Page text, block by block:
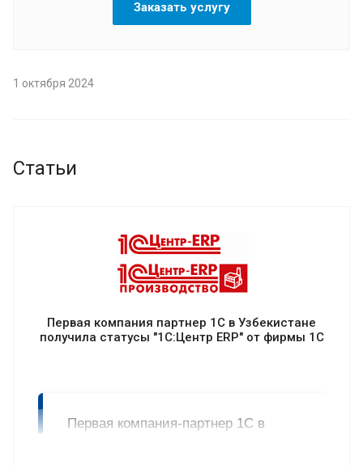
Заказать услугу
1 октября 2024
Статьи
Первая компания партнер 1С в Узбекистане
получила статусы "1С:Центр ERP" от фирмы 1С
Первая компания-партнер 1С в